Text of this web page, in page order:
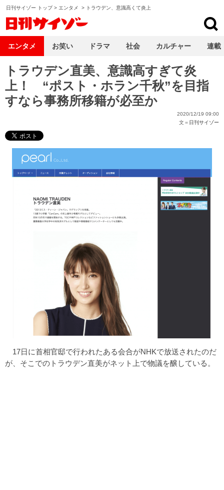
日刊サイゾー トップ> エンタメ > トラウデン、意識高くて炎上
トラウデン直美、意識高すぎて炎
上！ “ポスト・ホラン千秋”を目指
すなら事務所移籍が必至か
2020/12/19 09:00
文＝ 日刊サイゾー
17日に首相官邸で行われたある会合がNHKで放送されたのだ
が、そこでのトラウデン直美がネット上で物議を醸している。
エンタメ お笑い ドラマ 社会 カルチャー 連載